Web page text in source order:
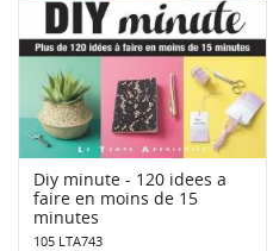
Diy minute - 120 idees a
faire en moins de 15
minutes
105 LTA743